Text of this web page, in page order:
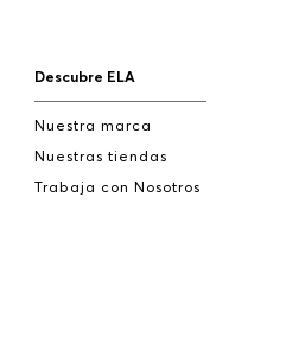
Descubre ELA
Nuestra marca
Nuestras tiendas
Trabaja con Nosotros